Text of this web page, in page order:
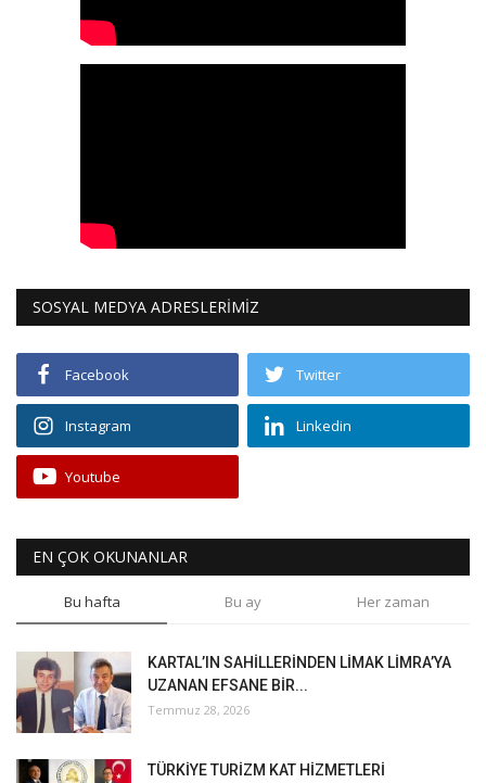
SOSYAL MEDYA ADRESLERİMİZ
Facebook Twitter
Instagram Linkedin
Youtube
EN ÇOK OKUNANLAR
Bu hafta Bu ay Her zaman
KARTAL’IN SAHİLLERİNDEN LİMAK LİMRA’YA
UZANAN EFSANE BİR...
Temmuz 28, 2026
TÜRKİYE TURİZM KAT HİZMETLERİ